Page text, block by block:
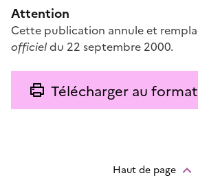
Attention
Cette publication annule et
officieldu 22 septembre 2000.
Télécharger au format
Haut de page